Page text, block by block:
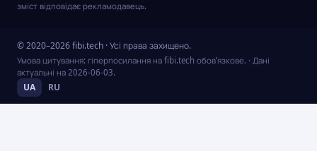
зміст відповідає рекламодавець.
© 2020–2026 fibi.tech · Усі права захищено.
Умова цитування: гіперпосилання на fibi.tech обов’язкове. · Дані
актуальні на 2026-06-03.
UA RU